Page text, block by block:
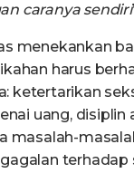
caranya sendiri
menekankan
harus
ketertarikan
uang, disiplin
masalah-
terhadap